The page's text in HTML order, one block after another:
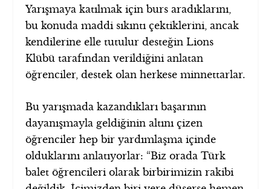
Yarışmaya katılmak için burs aradıklarını,
bu konuda maddi sıkıntı çektiklerini, ancak
kendilerine elle tutulur desteğin Lions
Klübü tarafından verildiğini anlatan
öğrenciler, destek olan herkese minnettarlar.
Bu yarışmada kazandıkları başarının
dayanışmayla geldiğinin altını çizen
öğrenciler hep bir yardımlaşma içinde
olduklarını anlatıyorlar: “Biz orada Türk
balet öğrencileri olarak birbirimizin rakibi